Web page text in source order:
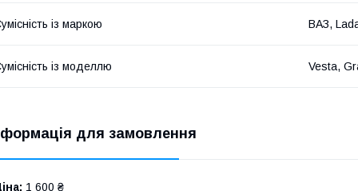
із маркою ВАЗ,
із моделлю Vesta,
для замовлення
1 600 ₴